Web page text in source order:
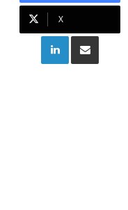
X
LinkedInShare via Email